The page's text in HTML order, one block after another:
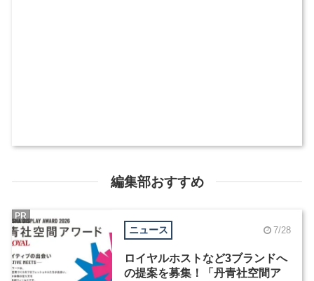
編集部おすすめ
ニュース 7/28
ロイヤルホストなど3ブランドへ
の提案を募集！「丹青社空間ア
PR